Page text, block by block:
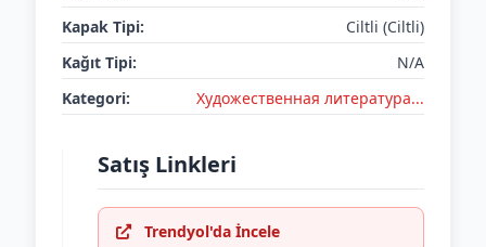
Kapak Tipi:
Ciltli (Ciltli)
Kağıt Tipi:
N/A
Kategori:
Художественная литература...
Satış Linkleri
Trendyol'da İncele